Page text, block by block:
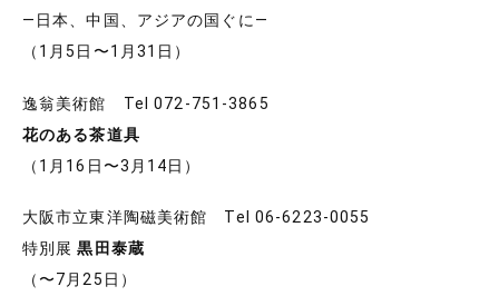
―日本、中国、アジアの国ぐに―
（1月5日〜1月31日）
逸翁美術館 Tel 072-751-3865
花のある茶道具
（1月16日〜3月14日）
大阪市立東洋陶磁美術館 Tel 06-6223-0055
特別展黒田泰蔵
（〜7月25日）